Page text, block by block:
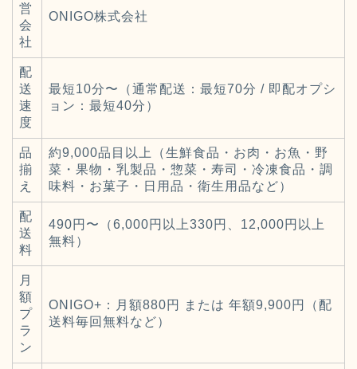
営
会
社
ONIGO株式会社
配
送
速
度
最短10分〜（通常配送：最短70分 / 即配オプシ
ョン：最短40分）
品
揃
え
約9,000品目以上（生鮮食品・お肉・お魚・野
菜・果物・乳製品・惣菜・寿司・冷凍食品・調
味料・お菓子・日用品・衛生用品など）
配
送
料
490円〜（6,000円以上330円、12,000円以上
無料）
月
額
プ
ラ
ン
ONIGO+：月額880円 または 年額9,900円（配
送料毎回無料など）